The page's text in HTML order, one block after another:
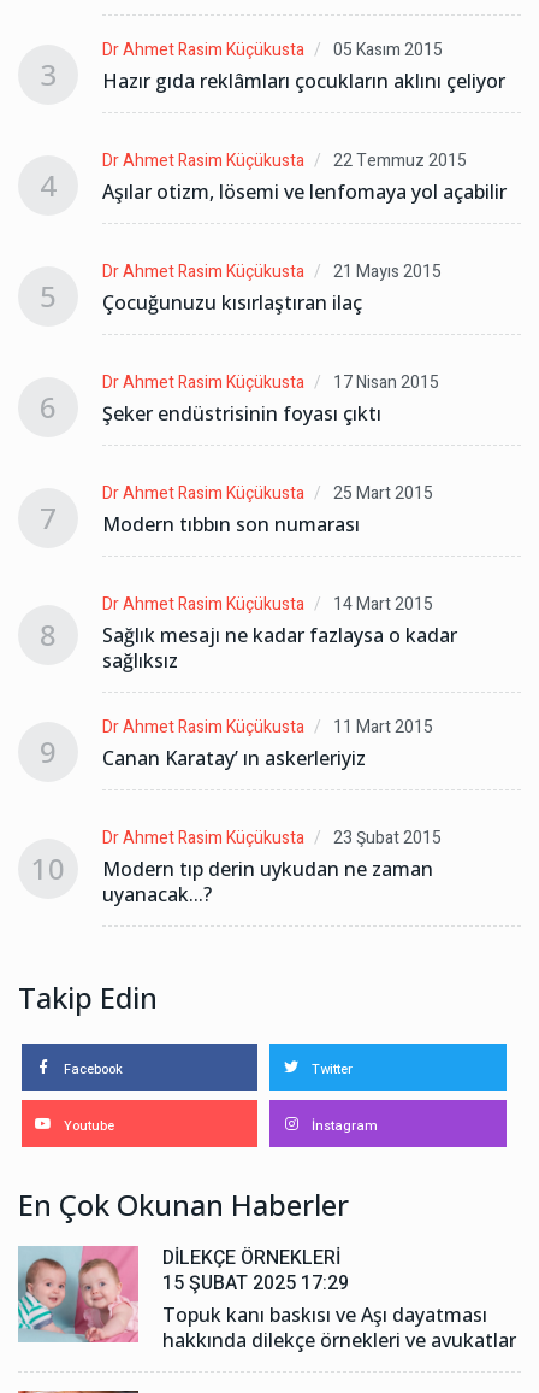
3
Dr Ahmet Rasim Küçükusta 05 Kasım 2015
Hazır gıda reklâmları çocukların aklını çeliyor
4
Dr Ahmet Rasim Küçükusta 22 Temmuz 2015
Aşılar otizm, lösemi ve lenfomaya yol açabilir
5
Dr Ahmet Rasim Küçükusta 21 Mayıs 2015
Çocuğunuzu kısırlaştıran ilaç
6
Dr Ahmet Rasim Küçükusta 17 Nisan 2015
Şeker endüstrisinin foyası çıktı
7
Dr Ahmet Rasim Küçükusta 25 Mart 2015
Modern tıbbın son numarası
8
Dr Ahmet Rasim Küçükusta 14 Mart 2015
Sağlık mesajı ne kadar fazlaysa o kadar
sağlıksız
9
Dr Ahmet Rasim Küçükusta 11 Mart 2015
Canan Karatay’ ın askerleriyiz
10
Dr Ahmet Rasim Küçükusta 23 Şubat 2015
Modern tıp derin uykudan ne zaman
uyanacak...?
Takip Edin
Facebook Twitter
Youtube İnstagram
En Çok Okunan Haberler
DILEKÇE ÖRNEKLERI
15 ŞUBAT 2025 17:29
Topuk kanı baskısı ve Aşı dayatması
hakkında dilekçe örnekleri ve avukatlar